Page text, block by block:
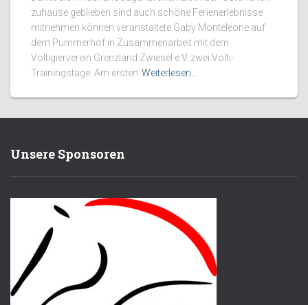
zuhause geblieben sind auch schöne Ferienerlebnisse
mitnehmen können veranstaltete Gaby Monteleone auf
dem Pummerhof in Zusammenarbeit mit dem
Voltigierverein Grenzland Zwiesel e.V. zwei Volti-
Trainingstage. Am ersten Weiterlesen…
Unsere Sponsoren